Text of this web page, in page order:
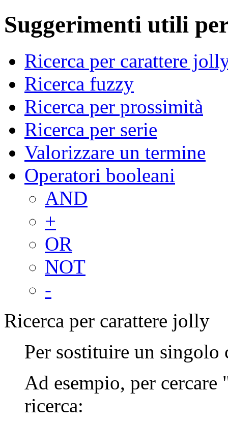
Suggerimenti utili
Ricerca per carattere
Ricerca fuzzy
Ricerca per prossimità
Ricerca per serie
Valorizzare un termine
Operatori booleani
AND
+
OR
NOT
-
Ricerca per carattere jolly
Per sostituire un
Ad esempio, per
ricerca: